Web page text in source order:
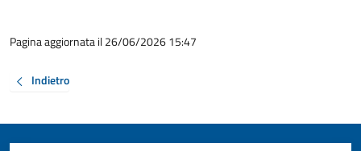
Pagina aggiornata il 26/06/2026 15:47
Indietro